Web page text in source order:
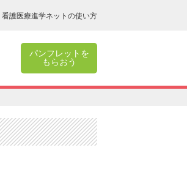
看護医療進学ネットの使い方
パンフレットを
もらおう